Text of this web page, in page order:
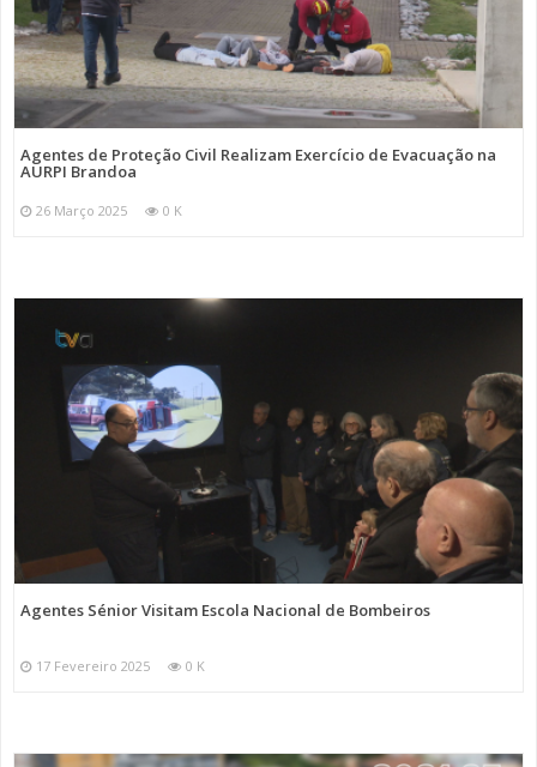
Agentes de Proteção Civil Realizam Exercício de Evacuação na
AURPI Brandoa
26 Março 2025 0 K
Agentes Sénior Visitam Escola Nacional de Bombeiros
17 Fevereiro 2025 0 K